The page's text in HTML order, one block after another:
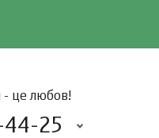
- це любов!
44-25